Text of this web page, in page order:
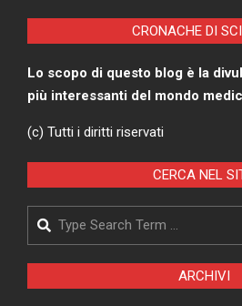
CRONACHE DI
Lo scopo di questo blog è la
più interessanti del mondo
(c) Tutti i diritti riservati
CERCA NEL
Search
ARCHIVI